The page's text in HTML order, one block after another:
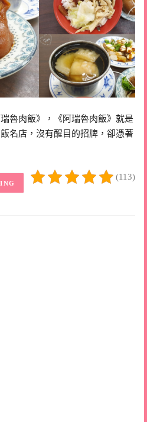
魯肉飯》，《阿瑞魯肉飯》就是
名店，沒有醒目的招牌，卻憑著
(113)